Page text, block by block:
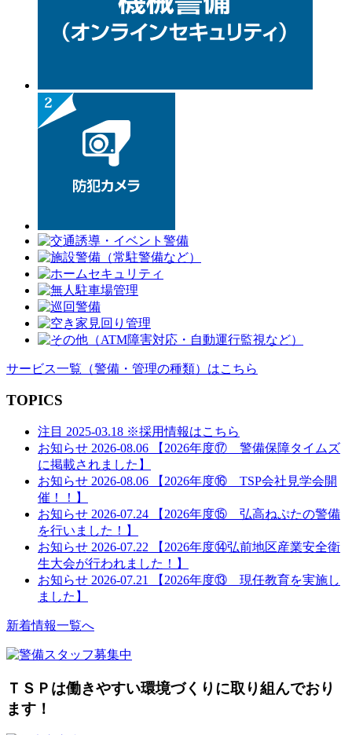
サービス一覧 （警備・管理の種類） はこちら
TOPICS
注目 2025-03.18 ※採用情報はこちら
お知らせ 2026-08.06
【2026年度⑰ 警備保障タイムズ
に掲載されました】
お知らせ 2026-08.06
【2026年度⑯ TSP会社見学会開
催！！】
お知らせ 2026-07.24
【2026年度⑮ 弘高ねぷたの警備
を行いました！】
お知らせ 2026-07.22
【2026年度⑭弘前地区産業安全衛
生大会が行われました！】
お知らせ 2026-07.21
【2026年度⑬ 現任教育を実施し
ました】
新着情報一覧へ
ＴＳＰは働きやすい環境づくりに取り組んでおり
ます！